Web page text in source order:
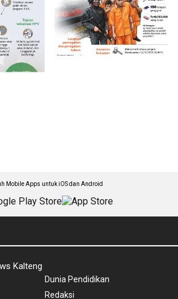
Mobile Apps untuk iOS dan Android
Kalteng
Dunia Pendidikan
Redaksi